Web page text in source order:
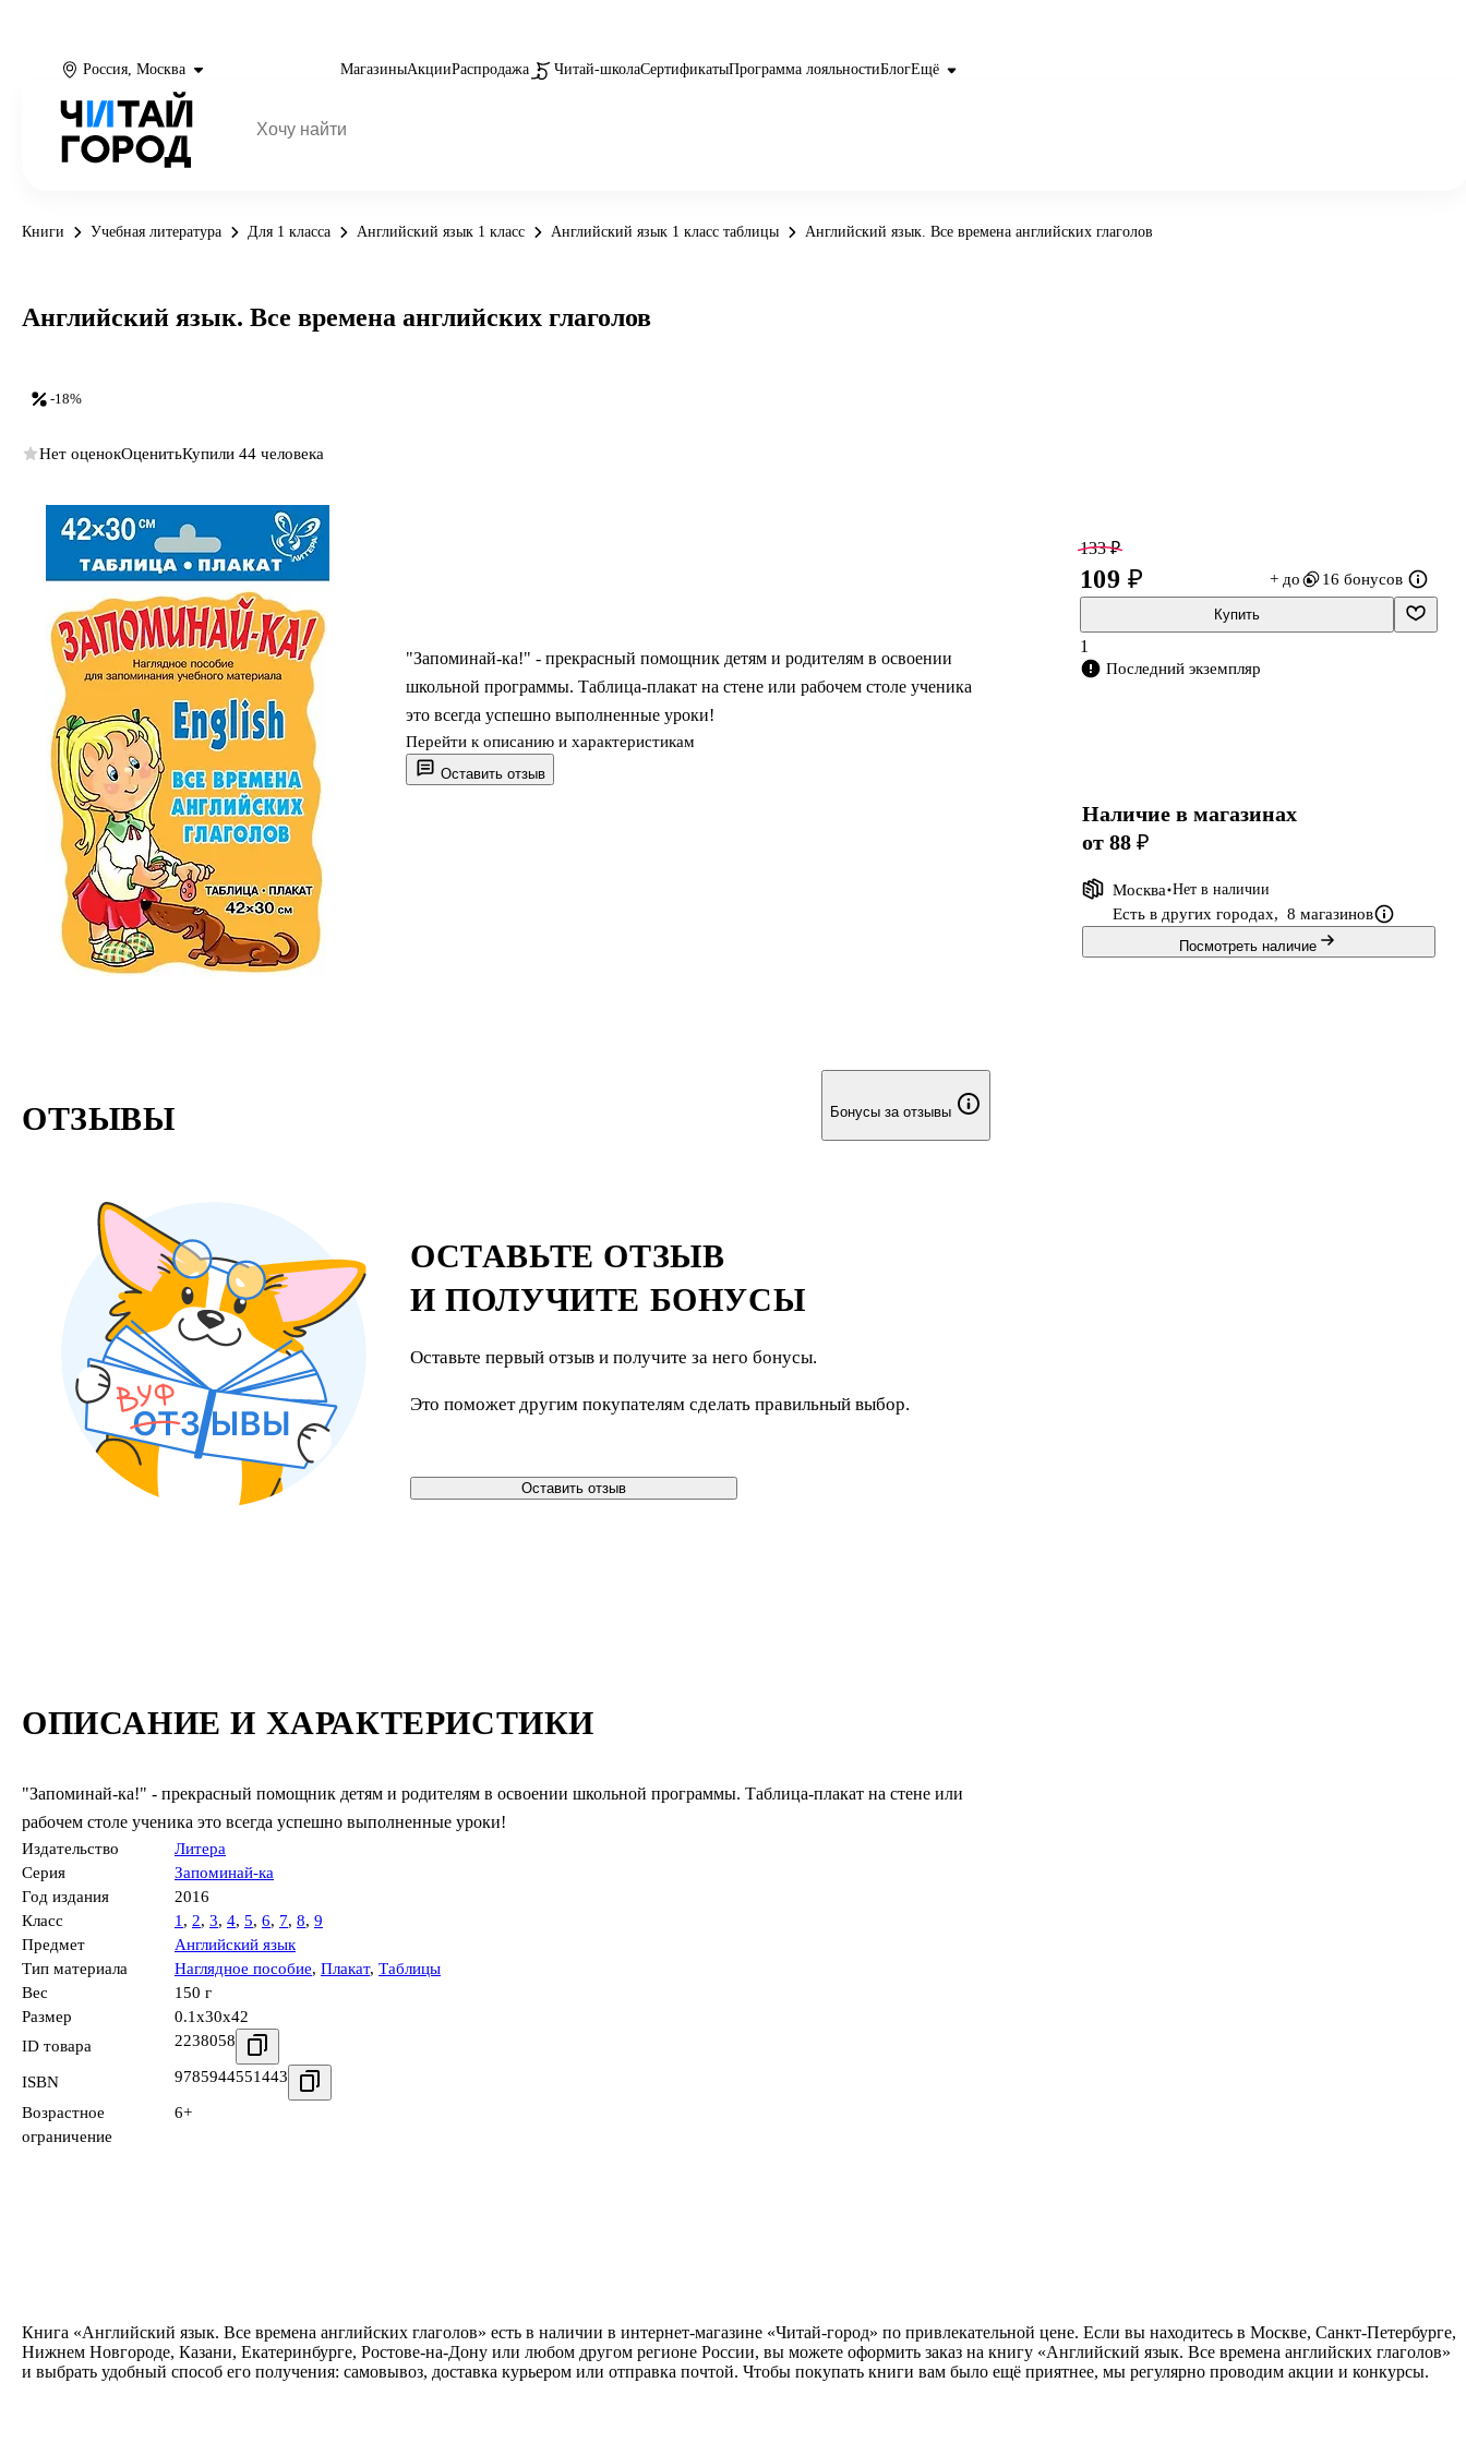
Россия, Москва МагазиныАкцииРаспродажа Читай-школаСертификатыПрограмма лояльностиБлогЕщё
Книги Учебная литература Для 1 класса Английский язык 1 класс Английский язык 1 класс таблицы Английский язык. Все времена английских глаголов
Оставить отзыв
"Запоминай-ка!" - прекрасный помощник детям и родителям в освоении
школьной программы. Таблица-плакат на стене или рабочем столе ученика
это всегда успешно выполненные уроки!
Перейти к описанию и характеристикам
-18%
Английский язык. Все времена английских глаголов
Нет оценокОценитьКупили 44 человека
133 ₽
109 ₽ + до 16 бонусов
Купить
1
Последний экземпляр
Наличие в магазинах
от 88 ₽
Москва Нет в наличии
Есть в других городах, 8 магазинов
Посмотреть наличие
ОПИСАНИЕ И ХАРАКТЕРИСТИКИ
"Запоминай-ка!" - прекрасный помощник детям и родителям в освоении школьной программы. Таблица-плакат на стене или
рабочем столе ученика это всегда успешно выполненные уроки!
Издательство
Литера
Серия
Запоминай-ка
Год издания
2016
Класс
1 , 2, 3, 4, 5, 6, 7, 8, 9
Предмет
Английский язык
Тип материала
Наглядное пособие, Плакат, Таблицы
Вес
150 г
Размер
0.1x30x42
ID товара
2238058
ISBN 9785944551443
Возрастное
ограничение
6+
ОТЗЫВЫ Бонусы за отзывы
ОСТАВЬТЕ ОТЗЫВ
И ПОЛУЧИТЕ БОНУСЫ
Оставьте первый отзыв и получите за него бонусы.
Это поможет другим покупателям сделать правильный выбор.
Оставить отзыв
Книга «Английский язык. Все времена английских глаголов» есть в наличии в интернет-магазине «Читай-город» по привлекательной цене. Если вы находитесь в Москве, Санкт-Петербурге,
Нижнем Новгороде, Казани, Екатеринбурге, Ростове-на-Дону или любом другом регионе России, вы можете оформить заказ на книгу «Английский язык. Все времена английских глаголов»
и выбрать удобный способ его получения: самовывоз, доставка курьером или отправка почтой. Чтобы покупать книги вам было ещё приятнее, мы регулярно проводим акции и конкурсы.